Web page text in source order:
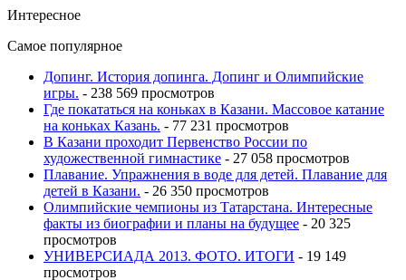
Интересное
Самое популярное
Допинг. История допинга. Допинг и Олимпийские
игры. - 238 569 просмотров
Где покататься на коньках в Казани. Массовое катание
на коньках Казань. - 77 231 просмотров
В Казани проходит Первенство России по
художественной гимнастике - 27 058 просмотров
Плавание. Упражнения в воде для детей. Плавание для
детей в Казани. - 26 350 просмотров
Олимпийские чемпионы из Татарстана. Интересные
факты из биографии и планы на будущее - 20 325
просмотров
УНИВЕРСИАДА 2013. ФОТО. ИТОГИ - 19 149
просмотров